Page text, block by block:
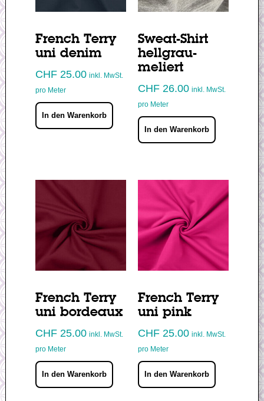
French Terry
uni denim
CHF25.00 inkl. MwSt.
pro Meter
In den Warenkorb
Sweat-Shirt
hellgrau-
meliert
CHF26.00 inkl. MwSt.
pro Meter
In den Warenkorb
French Terry
uni bordeaux
CHF25.00 inkl. MwSt.
pro Meter
In den Warenkorb
French Terry
uni pink
CHF25.00 inkl. MwSt.
pro Meter
In den Warenkorb